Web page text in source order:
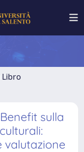
sulla
valutazione